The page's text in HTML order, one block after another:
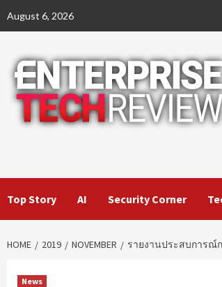
August 6, 2026
Top Story AI Security Corner
HOME 2019 NOVEMBER รายงานประสบการณ์ก
News